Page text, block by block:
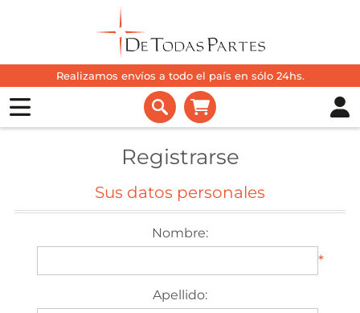
Realizamos envíos a todo el país en sólo 24hs.
Registrarse
Sus datos personales
Nombre:
*
Apellido: